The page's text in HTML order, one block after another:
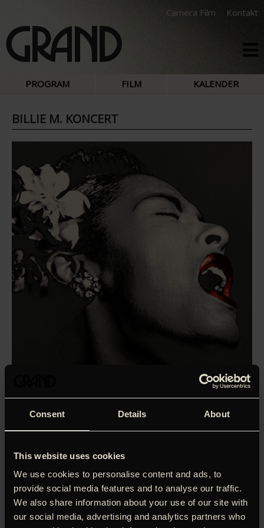
Consent Details About
This website uses cookies
We use cookies to personalise content and ads, to
provide social media features and to analyse our traffic.
We also share information about your use of our site with
our social media, advertising and analytics partners who
Camera Film Kontakt
PROGRAM FILM KALENDER
BILLIE M. KONCERT
Som optakt til den nye, unikke jazz begivenhed i Helsingør